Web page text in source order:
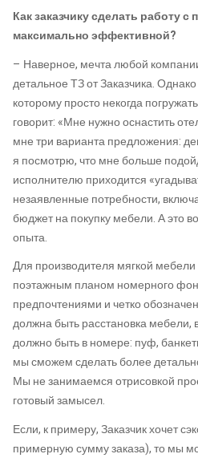
Как заказчику сделать работу
максимально эффективной?
– Наверное, мечта любой
детальное ТЗ от Заказчика. Однако
которому просто некогда
говорит: «Мне нужно оснастить
мне три варианта предложения:
я посмотрю, что мне больше
исполнителю приходится
незаявленные потребности,
бюджет на покупку мебели. А это
опыта.
Для производителя мягкой
поэтажным планом номерного
предпочтениями и четко
должна быть расстановка мебели,
должно быть в номере: пуф,
мы сможем сделать более
Мы не занимаемся отрисовкой
готовый замысел.
Если, к примеру, Заказчик хочет
примерную сумму заказа), то мы